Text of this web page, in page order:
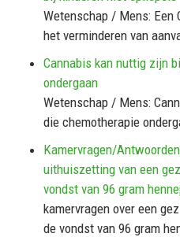
Wetenschap / Mens:
het verminderen van
Cannabis kan nuttig zijn
ondergaan
Wetenschap / Mens:
die chemotherapie
Kamervragen/
uithuiszetting van een
vondst van 96 gram
kamervragen over een
de vondst van 96 gram